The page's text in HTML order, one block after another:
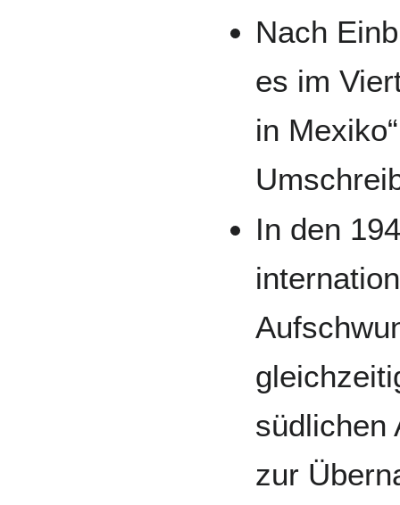
Nach
es im
in
In den
südlichen
zur